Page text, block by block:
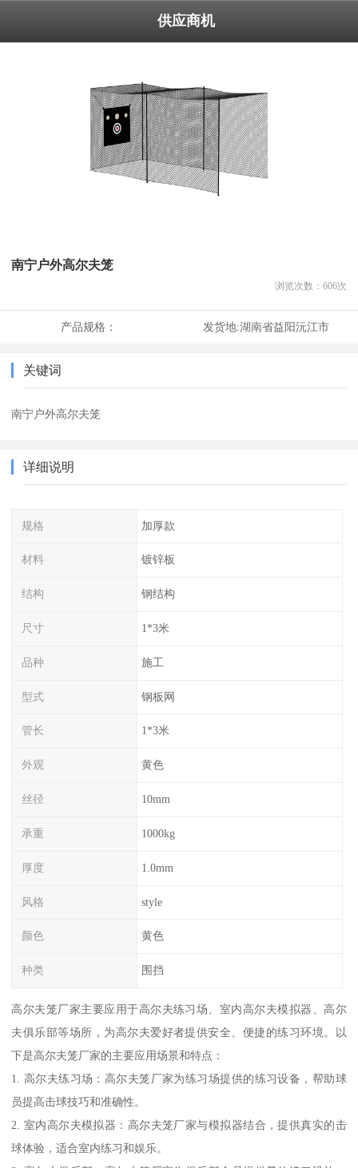
供应商机
南宁户外高尔夫笼
浏览次数： 606次
产品规格： 发货地:湖南省益阳沅江市
关键词
南宁户外高尔夫笼
详细说明
规格 加厚款
材料 镀锌板
结构 钢结构
尺寸 1*3米
品种 施工
型式 钢板网
管长 1*3米
外观 黄色
丝径 10mm
承重 1000kg
厚度 1.0mm
风格 style
颜色 黄色
种类 围挡
高尔夫笼厂家主要应用于高尔夫练习场、室内高尔夫模拟器、高尔
夫俱乐部等场所，为高尔夫爱好者提供安全、便捷的练习环境。以
下是高尔夫笼厂家的主要应用场景和特点：
1. 高尔夫练习场：高尔夫笼厂家为练习场提供的练习设备，帮助球
员提高击球技巧和准确性。
2. 室内高尔夫模拟器：高尔夫笼厂家与模拟器结合，提供真实的击
球体验，适合室内练习和娱乐。